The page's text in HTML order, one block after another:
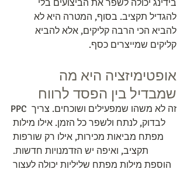
בידינג יכולה לשפר את הביצועים בלי
להגדיל תקציב. בסוף, המטרה היא לא
להביא הכי הרבה קליקים, אלא להביא
קליקים שמייצרים כסף.
אופטימיזציה היא מה
שמבדיל בין הפסד לרווח
PPC זה לא משהו שמפעילים ושוכחים. צריך
לבדוק, לנתח ולשפר כל הזמן. אילו מילות
מפתח מביאות מכירות, אילו רק שורפות
תקציב, ואיפה יש הזדמנויות חדשות.
הוספת מילות מפתח שליליות יכולה לעצור